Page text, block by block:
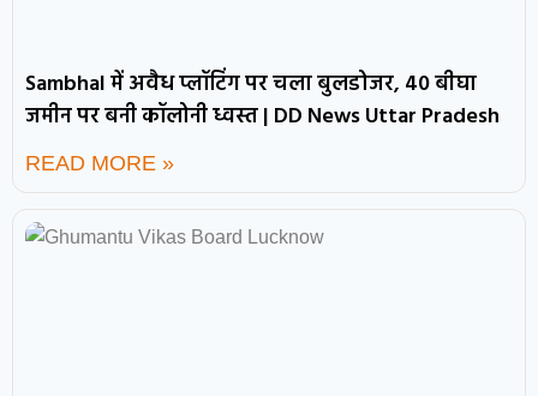
Sambhal में अवैध प्लॉटिंग पर चला बुलडोजर, 40 बीघा
जमीन पर बनी कॉलोनी ध्वस्त | DD News Uttar Pradesh
READ MORE »